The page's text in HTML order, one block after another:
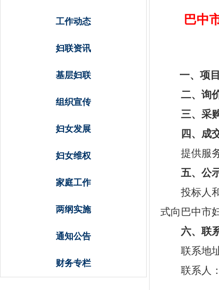
工作动态
妇联资讯
基层妇联
组织宣传
妇女发展
妇女维权
家庭工作
两纲实施
通知公告
财务专栏
巴中
一、项
二、询
三、采
四、成
提供服
五、公
投标人
式向巴中市
六、联
联系地
联系人